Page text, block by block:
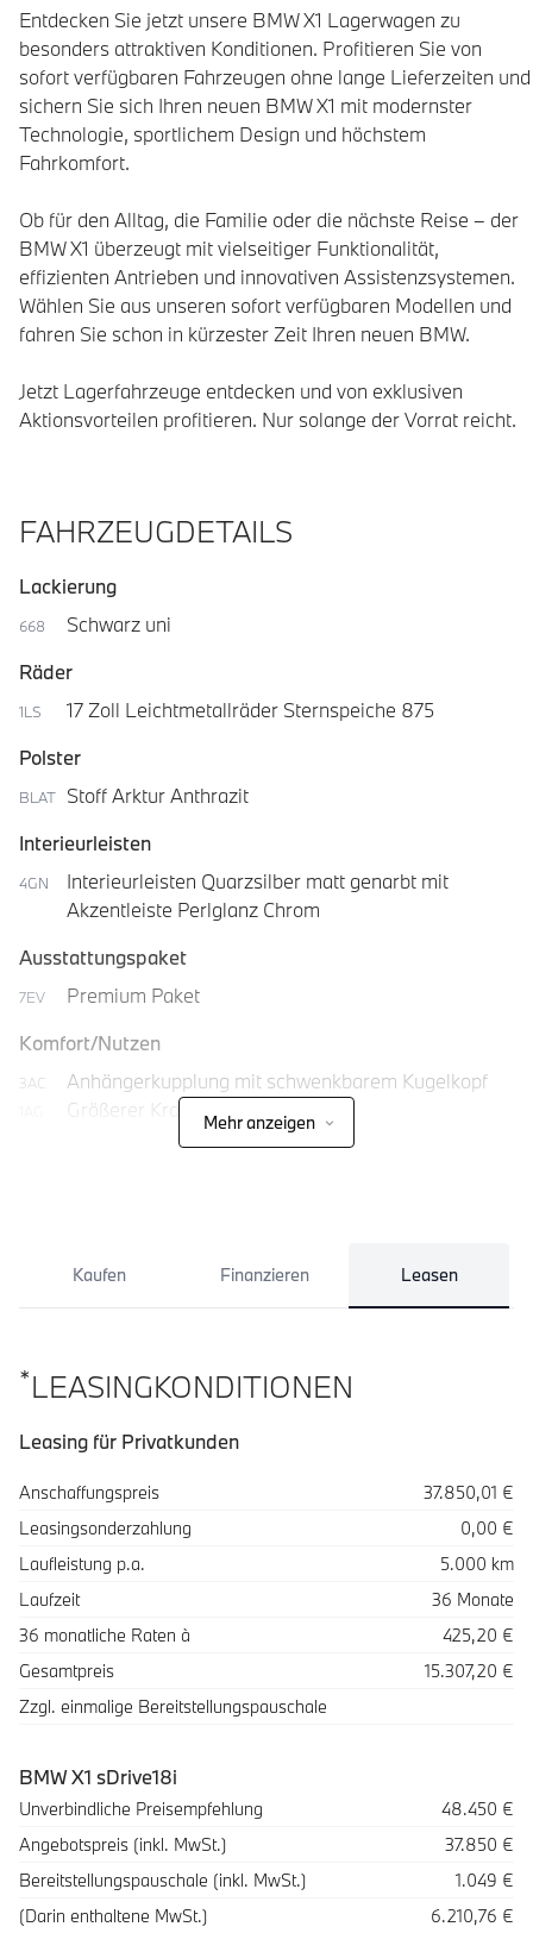
Entdecken Sie jetzt unsere BMW X1 Lagerwagen zu
besonders attraktiven Konditionen. Profitieren Sie von
sofort verfügbaren Fahrzeugen ohne lange Lieferzeiten und
sichern Sie sich Ihren neuen BMW X1 mit modernster
Technologie, sportlichem Design und höchstem
Fahrkomfort.
Ob für den Alltag, die Familie oder die nächste Reise – der
BMW X1 überzeugt mit vielseitiger Funktionalität,
effizienten Antrieben und innovativen Assistenzsystemen.
Wählen Sie aus unseren sofort verfügbaren Modellen und
fahren Sie schon in kürzester Zeit Ihren neuen BMW.
Jetzt Lagerfahrzeuge entdecken und von exklusiven
Aktionsvorteilen profitieren. Nur solange der Vorrat reicht.
FAHRZEUGDETAILS
Lackierung
668
Schwarz uni
Räder
1LS
17 Zoll Leichtmetallräder Sternspeiche 875
Polster
BLAT
Stoff Arktur Anthrazit
Interieurleisten
4GN
Interieurleisten Quarzsilber matt genarbt mit
Akzentleiste Perlglanz Chrom
Ausstattungspaket
7EV
Premium Paket
Komfort/Nutzen
3AC Anhängerkupplung mit schwenkbarem Kugelkopf
Größerer Kraftstofftank
Komfortzugang
Mehr anzeigen
Kaufen Finanzieren Leasen
*LEASINGKONDITIONEN
Leasing für Privatkunden
SpezifikationWert
Anschaffungspreis
37.850,01 €
Leasingsonderzahlung
0,00 €
Laufleistung p.a.
5.000 km
Laufzeit
36 Monate
36 monatliche Raten à
425,20 €
Gesamtpreis
15.307,20 €
Zzgl. einmalige Bereitstellungspauschale
BMW X1 sDrive18i
Beschreibung Betrag
Unverbindliche Preisempfehlung
48.450 €
Angebotspreis (inkl. MwSt.)
37.850 €
Bereitstellungspauschale (inkl. MwSt.)
1.049 €
(Darin enthaltene MwSt.)
6.210,76 €